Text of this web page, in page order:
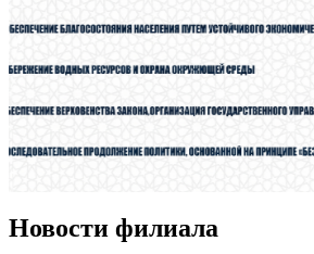
Новости филиала